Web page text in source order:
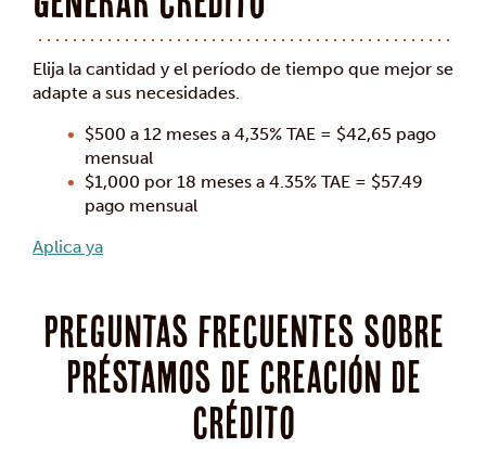
Elija la cantidad y el período de tiempo que mejor se
adapte a sus necesidades.
$500 a 12 meses a 4,35% TAE = $42,65 pago
mensual
$1,000 por 18 meses a 4.35% TAE = $57.49
pago mensual
Aplica ya
Preguntas frecuentes sobre
préstamos de creación de
crédito